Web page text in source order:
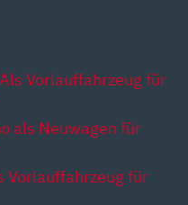
Vorlauffahrzeug für
als Neuwagen für
Vorlauffahrzeug für